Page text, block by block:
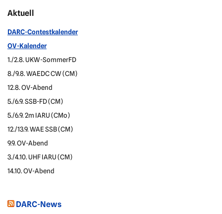
Aktuell
DARC-Contestkalender
OV-Kalender
1./2.8. UKW-SommerFD
8./9.8. WAEDC CW (CM)
12.8. OV-Abend
5./6.9. SSB-FD (CM)
5./6.9. 2m IARU (CMo)
12./13.9. WAE SSB (CM)
9.9. OV-Abend
3./4.10. UHF IARU (CM)
14.10. OV-Abend
DARC-News